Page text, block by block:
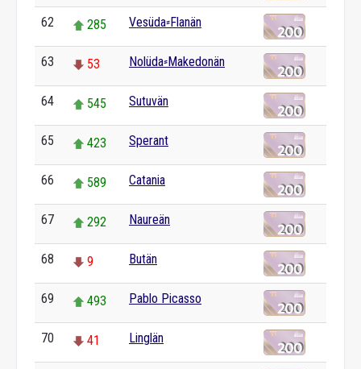
62 285 Vesüda⸗Flanän
63 53 Nolüda⸗Makedonän
64 545 Sutuvän
65 423 Sperant
66 589 Catania
67 292 Naureän
68 9 Butän
69 493 Pablo Picasso
70 41 Linglän